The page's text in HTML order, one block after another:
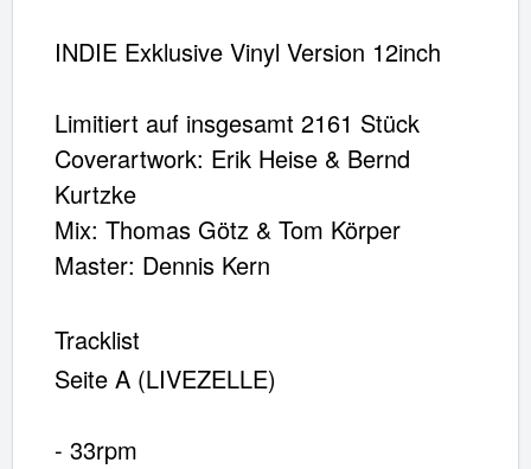
INDIE Exklusive Vinyl Version 12inch
Limitiert auf insgesamt 2161 Stück
Coverartwork: Erik Heise & Bernd
Kurtzke
Mix: Thomas Götz & Tom Körper
Master: Dennis Kern
Tracklist
Seite A (LIVEZELLE)
- 33rpm